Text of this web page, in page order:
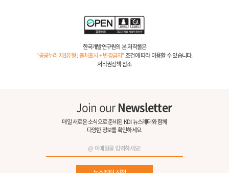
한국개발연구원의 본 저작물은
“공공누리 제3유형 : 출처표시 + 변경금지”조건에 따라 이용할 수 있습니다.
저작권정책 참조
Join ourNewsletter
매일 새로운 소식으로 준비된 KDI 뉴스레터와 함께
다양한 정보를 확인하세요.